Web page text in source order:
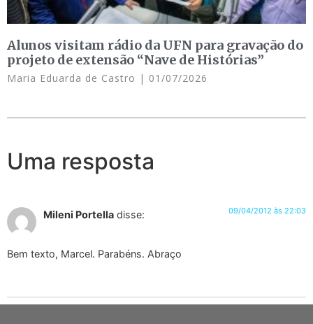
Alunos visitam rádio da UFN para gravação do
projeto de extensão “Nave de Histórias”
Maria Eduarda de Castro 01/07/2026
Uma resposta
Mileni Portella disse: 09/04/2012 às 22:03
Bem texto, Marcel. Parabéns. Abraço